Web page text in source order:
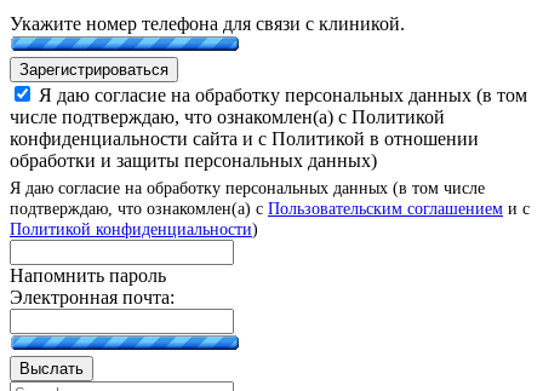
Укажите номер телефона для связи с клиникой.
Зарегистрироваться
Я даю согласие на обработку персональных данных (в том
числе подтверждаю, что ознакомлен(а) с Политикой
конфиденциальности сайта и с Политикой в отношении
обработки и защиты персональных данных)
Я даю согласие на обработку персональных данных (в том числе
подтверждаю, что ознакомлен(а) с Пользовательским соглашением и с
Политикой конфиденциальности)
Напомнить пароль
Электронная почта:
Выслать